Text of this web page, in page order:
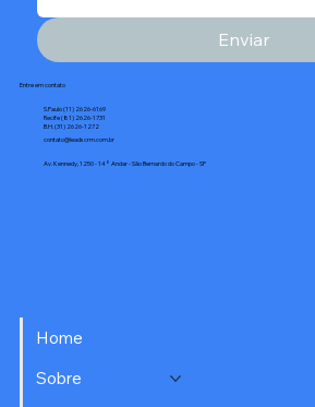
Enviar
Home
Sobre
Entre em contato
S.Paulo (11) 2626-6169
Recife (81) 2626-1731
B.H. (31) 2626-1272
contato@leadscrm.com.br
Av. Kennedy, 1250 - 14° Andar - São Bernardo do Campo - SP